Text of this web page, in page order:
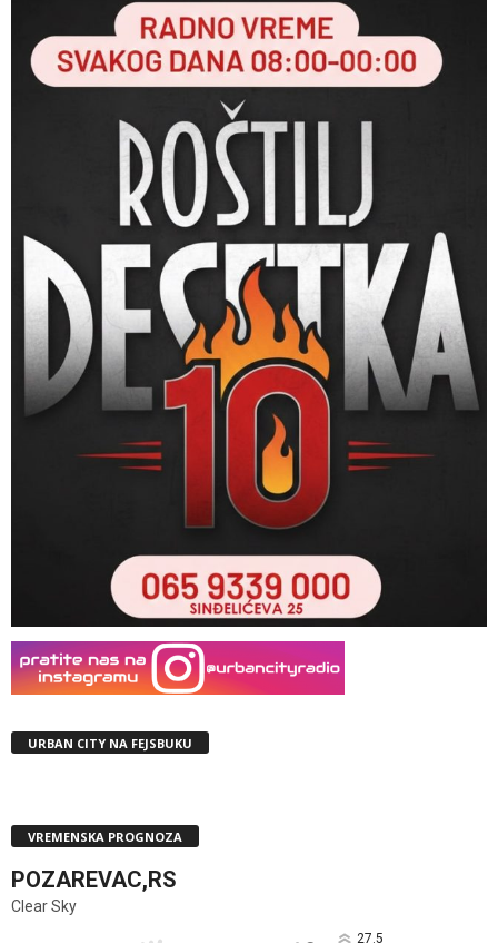
URBAN CITY NA FEJSBUKU
VREMENSKA PROGNOZA
POZAREVAC,RS
Clear Sky
27.5